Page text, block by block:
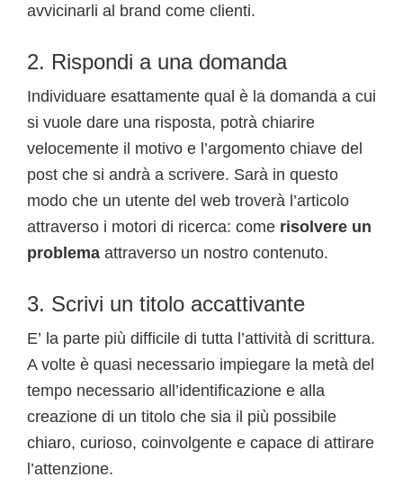
avvicinarli al brand come clienti.
2. Rispondi a una domanda
Individuare esattamente qual è la domanda a cui
si vuole dare una risposta, potrà chiarire
velocemente il motivo e l’argomento chiave del
post che si andrà a scrivere. Sarà in questo
modo che un utente del web troverà l’articolo
attraverso i motori di ricerca: come risolvere un
problema attraverso un nostro contenuto.
3. Scrivi un titolo accattivante
E’ la parte più difficile di tutta l’attività di scrittura.
A volte è quasi necessario impiegare la metà del
tempo necessario all’identificazione e alla
creazione di un titolo che sia il più possibile
chiaro, curioso, coinvolgente e capace di attirare
l’attenzione.